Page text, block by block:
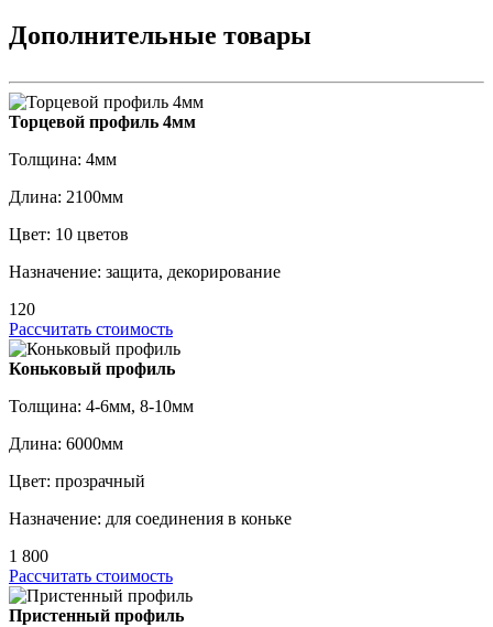
Дополнительные товары
Торцевой профиль 4мм
Толщина: 4мм
Длина: 2100мм
Цвет: 10 цветов
Назначение: защита, декорирование
120
Рассчитать стоимость
Коньковый профиль
Толщина: 4-6мм, 8-10мм
Длина: 6000мм
Цвет: прозрачный
Назначение: для соединения в коньке
1 800
Рассчитать стоимость
Пристенный профиль